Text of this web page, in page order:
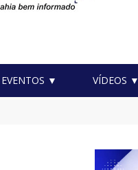
EVENTOS ▼ VÍDEOS ▼
de saúde no município